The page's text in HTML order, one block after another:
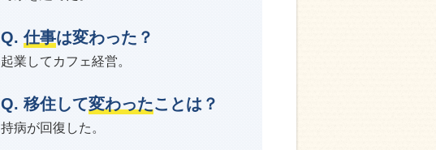
仕事は変わった？
起業してカフェ経営。
移住して変わったことは？
持病が回復した。